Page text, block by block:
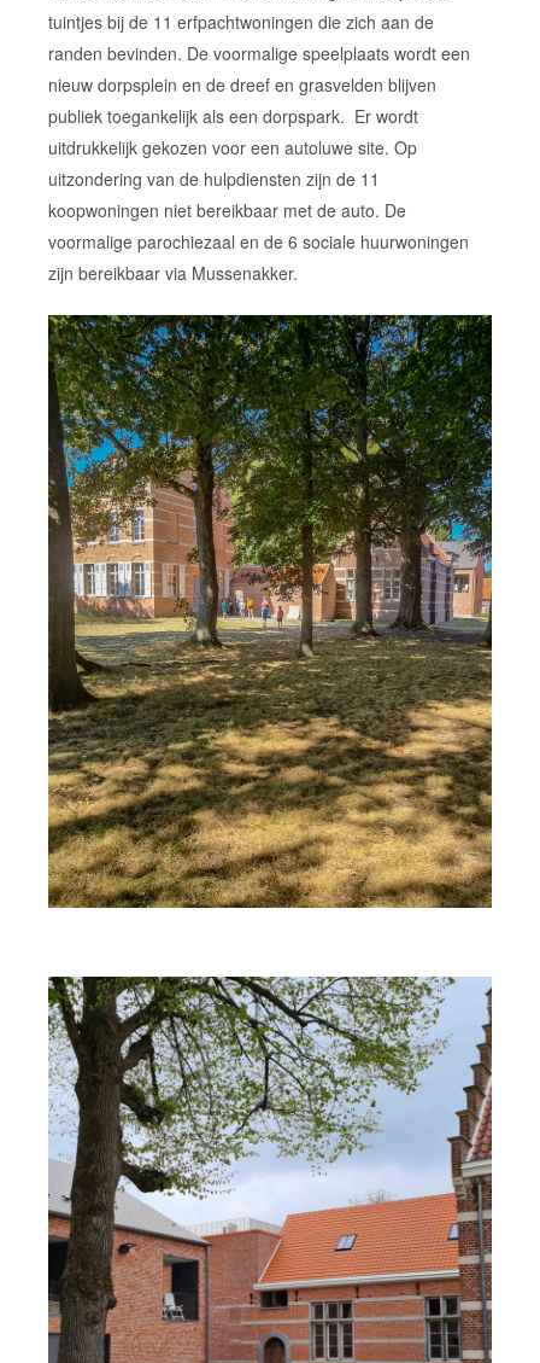
tuintjes bij de 11 erfpachtwoningen die zich aan de
randen bevinden. De voormalige speelplaats wordt een
nieuw dorpsplein en de dreef en grasvelden blijven
publiek toegankelijk als een dorpspark. Er wordt
uitdrukkelijk gekozen voor een autoluwe site. Op
uitzondering van de hulpdiensten zijn de 11
koopwoningen niet bereikbaar met de auto. De
voormalige parochiezaal en de 6 sociale huurwoningen
zijn bereikbaar via Mussenakker.